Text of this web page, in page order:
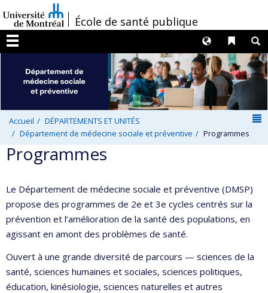
au
contenu
/École de santé publique
Menu
Liens
Langues
Accueil
DÉPARTEMENTS ET UNITÉS
Département de médecine sociale et préventive
Programmes
Programmes
Le Département de médecine sociale et préventive (DMSP)
propose des programmes de 2e et 3e cycles centrés sur la
prévention et l’amélioration de la santé des populations, en
agissant en amont des problèmes de santé.
Ouvert à une grande diversité de parcours — sciences de la
santé, sciences humaines et sociales, sciences politiques,
éducation, kinésiologie, sciences naturelles et autres